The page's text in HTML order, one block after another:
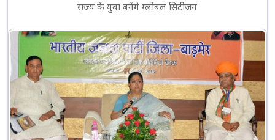
राज्य के युवा बनेंगे ग्लोबल सिटीजन